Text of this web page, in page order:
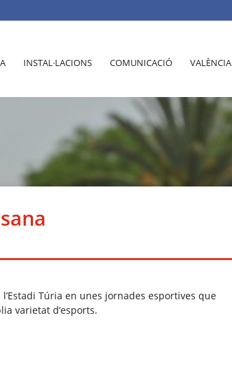
INSTAL·LACIONS COMUNICACIÓ
Túria en unes jornades esportives que
varietat d’esports.